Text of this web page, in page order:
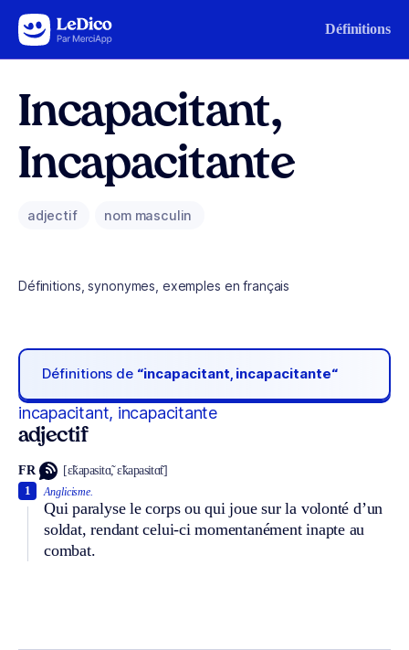
Aller au contenu Définitions
Incapacitant,
Incapacitante
adjectif nom masculin
Définitions, synonymes, exemples en français
Définitions de “incapacitant, incapacitante“
incapacitant, incapacitante
adjectif
FR [ɛ̃kapasitɑ̃, ɛ̃kapasitɑ̃t]
Anglicisme.
Qui paralyse le corps ou qui joue sur la volonté d’un
soldat, rendant celui-ci momentanément inapte au
combat.
1